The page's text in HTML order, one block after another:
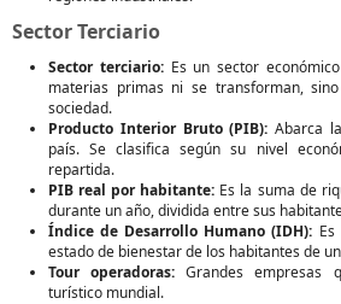
Sector Terciario
Sector terciario:Es un sector
materias primas ni se transforman,
sociedad.
Producto Interior Bruto (PIB): Abarca
país. Se clasifica según su nivel
repartida.
PIB real por habitante: Es la suma de
durante un año, dividida entre sus
Índice de Desarrollo Humano (IDH):
estado de bienestar de los habitantes de
Tour operadoras: Grandes empresas
turístico mundial.